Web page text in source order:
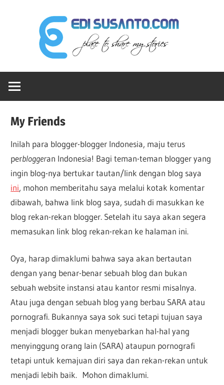
ku
Cerita
My Friends
Inilah para blogger-blogger Indonesia, maju terus
perbloggeran Indonesia! Bagi teman-teman blogger yang
ingin blog-nya bertukar tautan/link dengan blog saya
ini, mohon memberitahu saya melalui kotak komentar
dibawah, bahwa link blog saya, sudah di masukkan ke
blog rekan-rekan blogger. Setelah itu saya akan segera
memasukan link blog rekan-rekan ke halaman ini.
Oya, harap dimaklumi bahwa saya akan bertautan
dengan yang benar-benar sebuah blog dan bukan
sebuah website instansi atau kantor resmi misalnya.
Atau juga dengan sebuah blog yang berbau SARA atau
pornografi. Bukannya saya sok suci tetapi tujuan saya
menjadi blogger bukan menyebarkan hal-hal yang
menyinggung orang lain (SARA) ataupun pornografi
tetapi untuk kemajuan diri saya dan rekan-rekan untuk
menjadi lebih baik. Mohon dimaklumi.